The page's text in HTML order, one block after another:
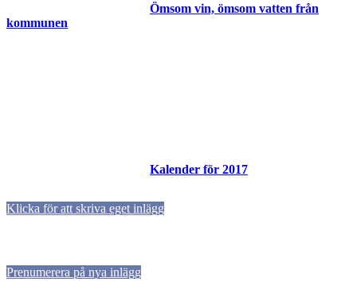
Ömsom vin, ömsom vatten från
kommunen
Kalender för 2017
Klicka för att skriva eget inlägg
Prenumerera på nya inlägg